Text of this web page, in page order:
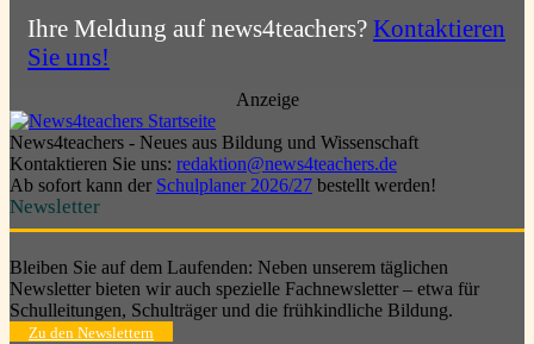
Ihre Meldung auf news4teachers? Kontaktieren
Sie uns!
Anzeige
News4teachers - Neues aus Bildung und Wissenschaft
Kontaktieren Sie uns: redaktion@news4teachers.de
Ab sofort kann der Schulplaner 2026/27 bestellt werden!
Newsletter
Bleiben Sie auf dem Laufenden: Neben unserem täglichen
Newsletter bieten wir auch spezielle Fachnewsletter – etwa für
Schulleitungen, Schulträger und die frühkindliche Bildung.
Zu den Newslettern